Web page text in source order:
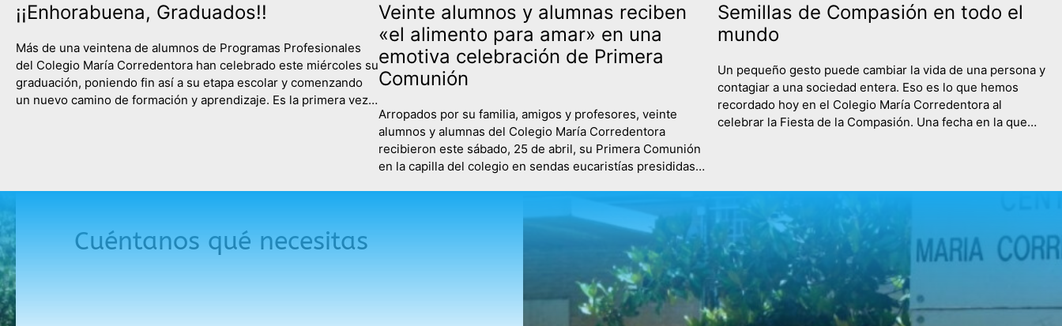
¡¡Enhorabuena, Graduados!!
Más de una veintena de alumnos de Programas Profesionales
del Colegio María Corredentora han celebrado este miércoles su
graduación, poniendo fin así a su etapa escolar y comenzando
un nuevo camino de formación y aprendizaje. Es la primera vez
Veinte alumnos y alumnas reciben
«el alimento para amar» en una
emotiva celebración de Primera
Comunión
Arropados por su familia, amigos y profesores, veinte
alumnos y alumnas del Colegio María Corredentora
recibieron este sábado, 25 de abril, su Primera Comunión
en la capilla del colegio en sendas eucaristías presididas
Semillas de Compasión en todo el
mundo
Un pequeño gesto puede cambiar la vida de una persona y
contagiar a una sociedad entera. Eso es lo que hemos
recordado hoy en el Colegio María Corredentora al
celebrar la Fiesta de la Compasión. Una fecha en la que
Cuéntanos qué necesitas